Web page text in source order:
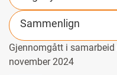
Sammenlign
Gjennomgått i
november 2024